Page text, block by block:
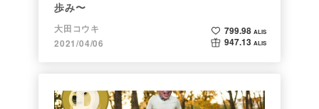
歩み〜
大田コウキ
2021/04/06
799.98 ALIS
947.13 ALIS